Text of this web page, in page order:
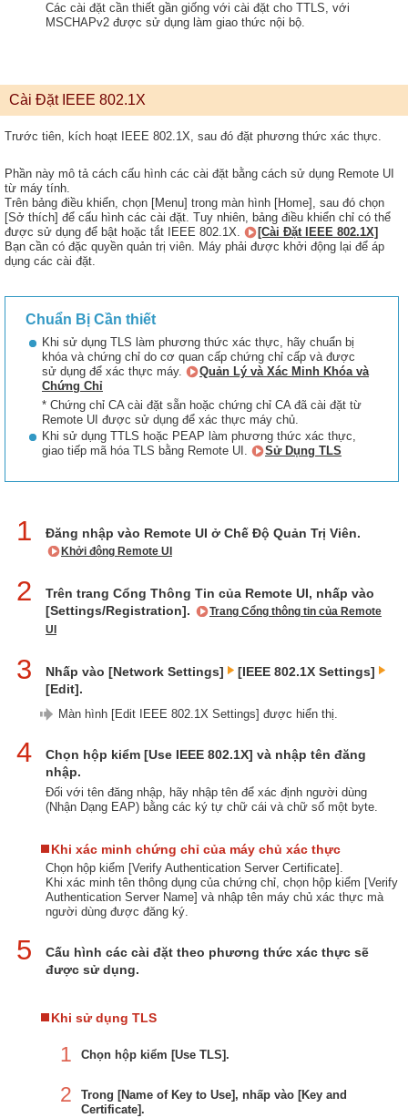
Các cài đặt cần thiết gần giống với cài đặt cho TTLS, với
MSCHAPv2 được sử dụng làm giao thức nội bộ.
Cài Đặt IEEE 802.1X
Trước tiên, kích hoạt IEEE 802.1X, sau đó đặt phương thức xác thực.
Phần này mô tả cách cấu hình các cài đặt bằng cách sử dụng Remote UI
từ máy tính.
Trên bảng điều khiển, chọn [Menu] trong màn hình [Home], sau đó chọn
[Sở thích] để cấu hình các cài đặt. Tuy nhiên, bảng điều khiển chỉ có thể
được sử dụng để bật hoặc tắt IEEE 802.1X.
[Cài Đặt IEEE 802.1X]
Bạn cần có đặc quyền quản trị viên. Máy phải được khởi động lại để áp
dụng các cài đặt.
Chuẩn Bị Cần thiết
Khi sử dụng TLS làm phương thức xác thực, hãy chuẩn bị
khóa và chứng chỉ do cơ quan cấp chứng chỉ cấp và được
sử dụng để xác thực máy.
Quản Lý và Xác Minh Khóa và
Chứng Chỉ
* Chứng chỉ CA cài đặt sẵn hoặc chứng chỉ CA đã cài đặt từ
Remote UI được sử dụng để xác thực máy chủ.
Khi sử dụng TTLS hoặc PEAP làm phương thức xác thực,
giao tiếp mã hóa TLS bằng Remote UI.
Sử Dụng TLS
1 Đăng nhập vào Remote UI ở Chế Độ Quản Trị Viên.
Khởi động Remote UI
2
Trên trang Cổng Thông Tin của Remote UI, nhấp vào
[Settings/Registration].
Trang Cổng thông tin của Remote
UI
3 Nhấp vào [Network Settings]
[IEEE 802.1X Settings]
[Edit].
Màn hình [Edit IEEE 802.1X Settings] được hiển thị.
4
Chọn hộp kiểm [Use IEEE 802.1X] và nhập tên đăng
nhập.
Đối với tên đăng nhập, hãy nhập tên để xác định người dùng
(Nhận Dạng EAP) bằng các ký tự chữ cái và chữ số một byte.
Khi xác minh chứng chỉ của máy chủ xác thực
Chọn hộp kiểm [Verify Authentication Server Certificate].
Khi xác minh tên thông dụng của chứng chỉ, chọn hộp kiểm [Verify
Authentication Server Name] và nhập tên máy chủ xác thực mà
người dùng được đăng ký.
5
Cấu hình các cài đặt theo phương thức xác thực sẽ
được sử dụng.
Khi sử dụng TLS
1 Chọn hộp kiểm [Use TLS].
2
Trong [Name of Key to Use], nhấp vào [Key and
Certificate].